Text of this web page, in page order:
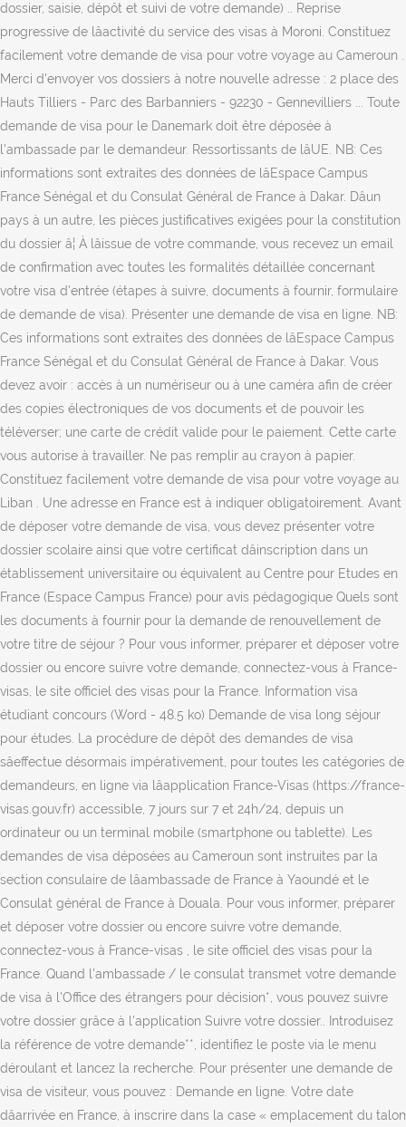
dossier, saisie, dépôt et suivi de votre demande) .. Reprise
progressive de lâactivité du service des visas à Moroni. Constituez
facilement votre demande de visa pour votre voyage au Cameroun .
Merci d'envoyer vos dossiers à notre nouvelle adresse : 2 place des
Hauts Tilliers - Parc des Barbanniers - 92230 - Gennevilliers ... Toute
demande de visa pour le Danemark doit être déposée à
l'ambassade par le demandeur. Ressortissants de lâUE. NB: Ces
informations sont extraites des données de lâEspace Campus
France Sénégal et du Consulat Général de France à Dakar. Dâun
pays à un autre, les pièces justificatives exigées pour la constitution
du dossier â¦ À lâissue de votre commande, vous recevez un email
de confirmation avec toutes les formalités détaillée concernant
votre visa d'entrée (étapes à suivre, documents à fournir, formulaire
de demande de visa). Présenter une demande de visa en ligne. NB:
Ces informations sont extraites des données de lâEspace Campus
France Sénégal et du Consulat Général de France à Dakar. Vous
devez avoir : accès à un numériseur ou à une caméra afin de créer
des copies électroniques de vos documents et de pouvoir les
téléverser; une carte de crédit valide pour le paiement. Cette carte
vous autorise à travailler. Ne pas remplir au crayon à papier.
Constituez facilement votre demande de visa pour votre voyage au
Liban . Une adresse en France est à indiquer obligatoirement. Avant
de déposer votre demande de visa, vous devez présenter votre
dossier scolaire ainsi que votre certificat dâinscription dans un
établissement universitaire ou équivalent au Centre pour Etudes en
France (Espace Campus France) pour avis pédagogique Quels sont
les documents à fournir pour la demande de renouvellement de
votre titre de séjour ? Pour vous informer, préparer et déposer votre
dossier ou encore suivre votre demande, connectez-vous à France-
visas, le site officiel des visas pour la France. Information visa
étudiant concours (Word - 48.5 ko) Demande de visa long séjour
pour études. La procédure de dépôt des demandes de visa
sâeffectue désormais impérativement, pour toutes les catégories de
demandeurs, en ligne via lâapplication France-Visas (https://france-
visas.gouv.fr) accessible, 7 jours sur 7 et 24h/24, depuis un
ordinateur ou un terminal mobile (smartphone ou tablette). Les
demandes de visa déposées au Cameroun sont instruites par la
section consulaire de lâambassade de France à Yaoundé et le
Consulat général de France à Douala. Pour vous informer, préparer
et déposer votre dossier ou encore suivre votre demande,
connectez-vous à France-visas , le site officiel des visas pour la
France. Quand l'ambassade / le consulat transmet votre demande
de visa à l'Office des étrangers pour décision*, vous pouvez suivre
votre dossier grâce à l'application Suivre votre dossier.. Introduisez
la référence de votre demande**, identifiez le poste via le menu
déroulant et lancez la recherche. Pour présenter une demande de
visa de visiteur, vous pouvez : Demande en ligne. Votre date
dâarrivée en France, à inscrire dans la case « emplacement du talon